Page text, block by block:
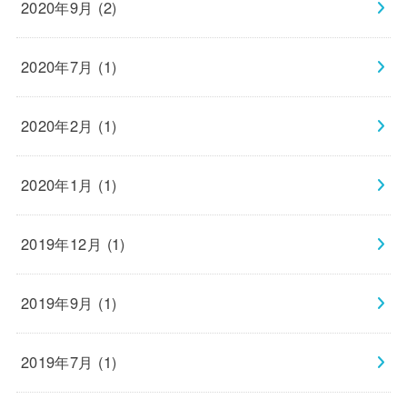
2020年9月 (2)
2020年7月 (1)
2020年2月 (1)
2020年1月 (1)
2019年12月 (1)
2019年9月 (1)
2019年7月 (1)